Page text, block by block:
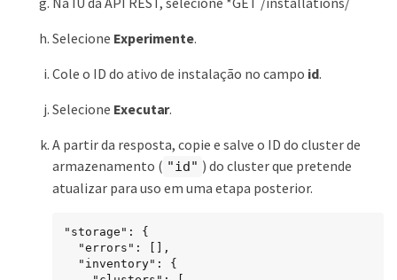
Selecione Experimente.
Cole o ID do ativo de instalação no campo id.
Selecione Executar.
A partir da resposta, copie e salve o ID do cluster de
armazenamento ( "id" ) do cluster que pretende
atualizar para uso em uma etapa posterior.
"storage": {